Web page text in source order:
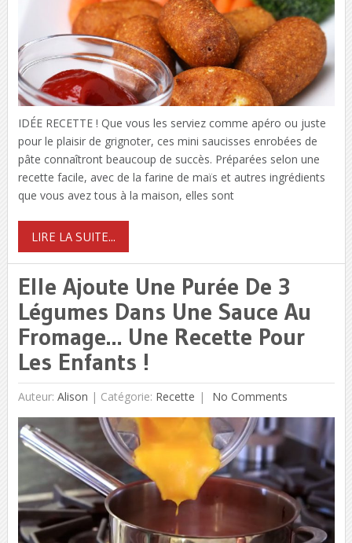
IDÉE RECETTE ! Que vous les serviez comme apéro ou juste
pour le plaisir de grignoter, ces mini saucisses enrobées de
pâte connaîtront beaucoup de succès. Préparées selon une
recette facile, avec de la farine de maïs et autres ingrédients
que vous avez tous à la maison, elles sont
LIRE LA SUITE...
Elle Ajoute Une Purée De 3
Légumes Dans Une Sauce Au
Fromage… Une Recette Pour
Les Enfants !
Auteur: Alison | Catégorie: Recette No Comments